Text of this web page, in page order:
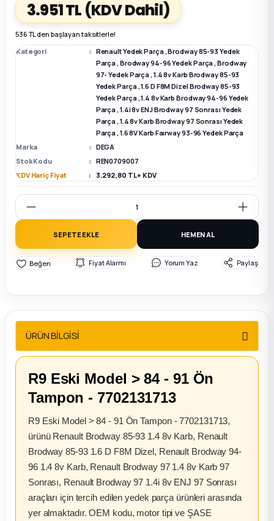
Parça
Parça
Sedan
Parça
Parça
Parça
3.951 TL (KDV Dahil)
536 TL den başlayan taksitlerle!
Kategori
Renault Yedek Parça,Brodway 85-93 Yedek
Parça,Brodway 94-96 Yedek Parça,Brodway
97- Yedek Parça,1.4 8v Karb Brodway 85-93
Yedek Parça,1.6 D F8M Dizel Brodway 85-93
Yedek Parça,1.4 8v Karb Brodway 94-96 Yedek
Parça,1.4i 8v ENJ Brodway 97 Sonrası Yedek
Parça,1.4 8v Karb Brodway 97 Sonrası Yedek
Parça,1.6 8V Karb Faırway 93-96 Yedek Parça
Marka
DEGA
Stok Kodu
REN0709007
KDV Hariç Fiyat
3.292,80 TL + KDV
SEPETE EKLE HEMEN AL
Fiyat Alarmı Yorum Yaz Paylaş
ÜRÜN BİLGİSİ
R9 Eski Model > 84 - 91 Ön
Tampon - 7702131713
R9 Eski Model > 84 - 91 Ön Tampon - 7702131713,
ürünü Renault Brodway 85-93 1.4 8v Karb, Renault
Brodway 85-93 1.6 D F8M Dizel, Renault Brodway 94-
96 1.4 8v Karb, Renault Brodway 97 1.4 8v Karb 97
Sonrası, Renault Brodway 97 1.4i 8v ENJ 97 Sonrası
araçları için tercih edilen yedek parça ürünleri arasında
yer almaktadır. OEM kodu, motor tipi ve ŞASE